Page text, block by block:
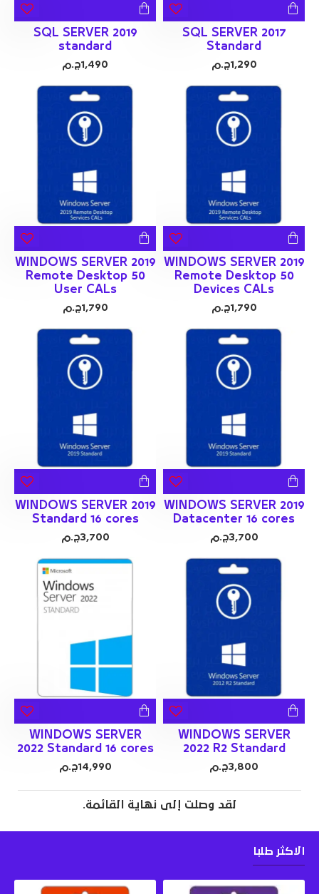
SQL SERVER 2017
Standard
1,290ج.م
SQL SERVER 2019
standard
1,490ج.م
WINDOWS SERVER 2019
Remote Desktop 50
Devices CALs
1,790ج.م
WINDOWS SERVER 2019
Remote Desktop 50
User CALs
1,790ج.م
WINDOWS SERVER 2019
Datacenter 16 cores
3,700ج.م
WINDOWS SERVER 2019
Standard 16 cores
3,700ج.م
WINDOWS SERVER
2022 R2 Standard
3,800ج.م
WINDOWS SERVER
2022 Standard 16 cores
14,990ج.م
لقد وصلت إلى نهاية القائمة.
الاكثر طلبا